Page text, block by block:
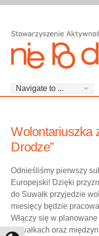
Wolontariuszka
Drodze”
Odnieśliśmy pierwszy
Europejski! Dzięki
do Suwałk przyjedzie
miesięcy będzie
Włączy się w
Suwałkach oraz